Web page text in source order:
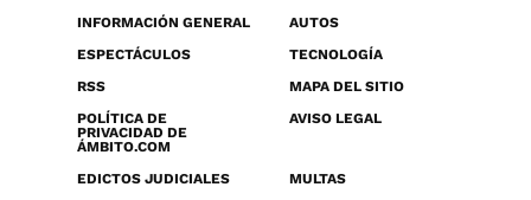
INFORMACIÓN GENERAL
AUTOS
ESPECTÁCULOS
TECNOLOGÍA
RSS
MAPA DEL SITIO
POLÍTICA DE
PRIVACIDAD DE
ÁMBITO.COM
AVISO LEGAL
EDICTOS JUDICIALES
MULTAS